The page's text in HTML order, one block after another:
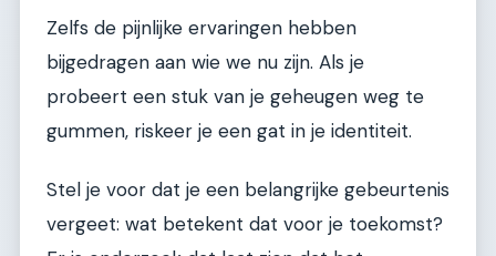
Zelfs de pijnlijke ervaringen hebben
bijgedragen aan wie we nu zijn. Als je
probeert een stuk van je geheugen weg te
gummen, riskeer je een gat in je identiteit.
Stel je voor dat je een belangrijke gebeurtenis
vergeet: wat betekent dat voor je toekomst?